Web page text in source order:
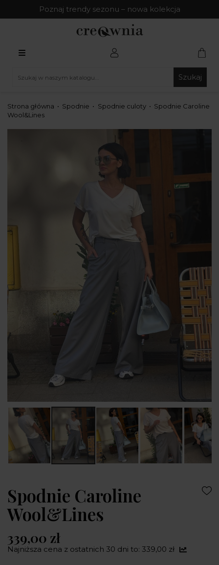
Poznaj trendy sezonu – nowa kolekcja
Szukaj
Strona główna Spodnie Spodnie culoty
Spodnie Caroline
Wool&Lines
Spodnie Caroline
Wool&Lines
339,00 zł
Najniższa cena z ostatnich 30 dni to: 339,00 zł